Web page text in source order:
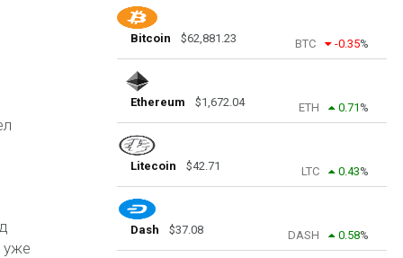
уже
Bitcoin $62,881.23 BTC -0.35%
Ethereum $1,672.04 ETH 0.71 %
Litecoin $42.71 LTC 0.43%
Dash $37.08 DASH 0.58%